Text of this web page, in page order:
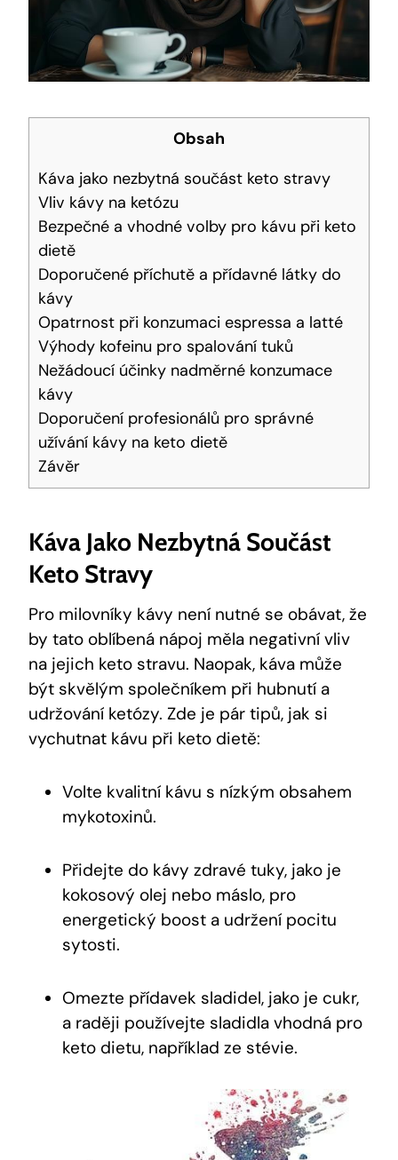
Obsah
Káva jako nezbytná součást keto stravy
Vliv kávy na ketózu
Bezpečné a vhodné volby pro kávu při keto
dietě
Doporučené příchutě a přídavné látky do
kávy
Opatrnost při konzumaci espressa a latté
Výhody kofeinu pro spalování tuků
Nežádoucí účinky nadměrné konzumace
kávy
Doporučení profesionálů pro správné
užívání kávy na keto dietě
Závěr
Káva Jako Nezbytná Součást
Keto Stravy
Pro milovníky kávy není nutné se obávat, že
by tato oblíbená nápoj měla negativní vliv
na jejich keto stravu. Naopak, káva může
být skvělým společníkem při hubnutí a
udržování ketózy. Zde je pár tipů, jak si
vychutnat kávu při keto dietě:
Volte kvalitní kávu s nízkým obsahem
mykotoxinů.
Přidejte do kávy zdravé tuky, jako je
kokosový olej nebo máslo, pro
energetický boost a udržení pocitu
sytosti.
Omezte přídavek sladidel, jako je cukr,
a raději používejte sladidla vhodná pro
keto dietu, například ze stévie.